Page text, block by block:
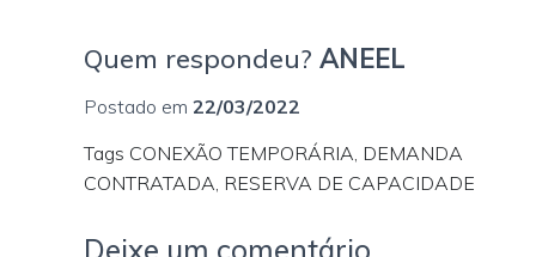
Quem respondeu? ANEEL
Postado em 22/03/2022
Tags CONEXÃO TEMPORÁRIA, DEMANDA
CONTRATADA, RESERVA DE CAPACIDADE
Deixe um comentário